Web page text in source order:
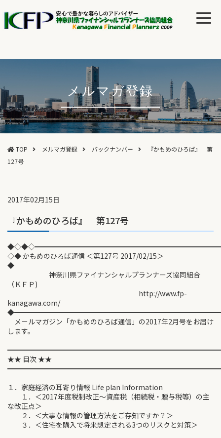
メルマガ登録
TOP メルマガ登録 バックナンバー
『かもめのひろば』 第
127号
2017年02月15日
『かもめのひろば』 第127号
◇◆ かもめのひろば通信 ＜第127号 2017/02/15＞
◆
神奈川県ファイナンシャルプランナーズ協同組合
（ＫＦＰ)
http://www.fp-
kanagawa.com/
メ－ルマガジン「かもめのひろば通信」の2017年2月号をお届け
します。
★★ 目次 ★★
１．家庭経済の耳寄り情報 Life plan Information
１．＜2017年度税制改正～資産税（相続税・贈与税等）の主
な改正点＞
２．＜大事な情報の管理方法をご存知ですか？＞
３．＜住宅を購入で将来想定される3つのリスクと対策＞